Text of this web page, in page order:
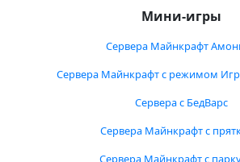
Мини-игры
Сервера Майнкрафт
Сервера Майнкрафт с режимом
Сервера с БедВарс
Сервера Майнкрафт с
Сервера Майнкрафт с